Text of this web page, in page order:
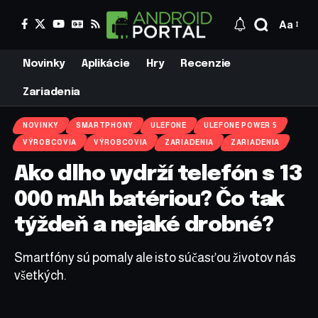
Aa
Novinky Aplikácie Hry Recenzie
Zariadenia
NOVINKY SMARTPHONY ULEFONE ULEFONE POWER 5
VÝROBCOVIA VÝROBCOVIA ZARIADENIA ZARIADENIA
Ako dlho vydrží telefón s 13
000 mAh batériou? Čo tak
týždeň a nejaké drobné?
Smartfóny sú pomaly ale isto súčasťou životov nás
všetkých.